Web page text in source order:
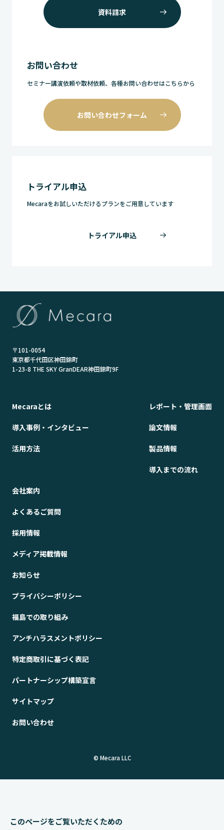
資料請求
お問い合わせ
セミナー講演依頼や取材依頼、各種お問い合わせはこちらから
お問い合わせフォーム
トライアル申込
Mecaraをお試しいただけるプランをご用意しています
トライアル申込
〒101-0054
東京都千代田区神田錦町
1-23-8 THE SKY GranDEAR神田錦町9F
Mecaraとは
導入事例・インタビュー
活用方法
レポート・管理画面
論文情報
製品情報
導入までの流れ
会社案内
よくあるご質問
採用情報
メディア掲載情報
お知らせ
プライバシーポリシー
福島での取り組み
アンチハラスメントポリシー
特定商取引に基づく表記
パートナーシップ構築宣言
サイトマップ
お問い合わせ
© Mecara LLC
このページをご覧いただくための